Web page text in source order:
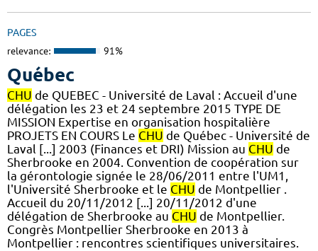
PAGES
relevance: 91%
Québec
CHU de QUEBEC - Université de Laval : Accueil d'une
délégation les 23 et 24 septembre 2015 TYPE DE
MISSION Expertise en organisation hospitalière
PROJETS EN COURS Le CHU de Québec - Université de
Laval [...] 2003 (Finances et DRI) Mission au CHU de
Sherbrooke en 2004. Convention de coopération sur
la gérontologie signée le 28/06/2011 entre l'UM1,
l'Université Sherbrooke et le CHU de Montpellier .
Accueil du 20/11/2012 [...] 20/11/2012 d'une
délégation de Sherbrooke au CHU de Montpellier.
Congrès Montpellier Sherbrooke en 2013 à
Montpellier : rencontres scientifiques universitaires.